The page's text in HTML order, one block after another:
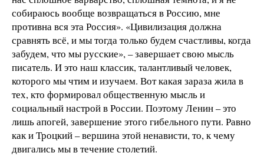
собираюсь вообще возвращаться в Россию, мне
противна вся эта Россия». «Цивилизация должна
сравнять всё, и мы тогда только будем счастливы, когда
забудем, что мы русские», – завершает свою мысль
писатель. И это наш классик, талантливый человек,
которого мы чтим и изучаем. Вот какая зараза жила в
тех, кто формировал общественную мысль и
социальный настрой в России. Поэтому Ленин – это
лишь апогей, завершение этого гибельного пути. Равно
как и Троцкий – вершина этой ненависти, то, к чему
двигались мы в течение столетий.